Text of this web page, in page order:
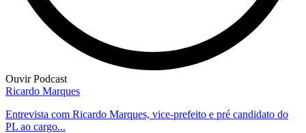
Ouvir Podcast
Ricardo Marques
Entrevista com Ricardo Marques, vice-prefeito e pré candidato do
PL ao cargo...